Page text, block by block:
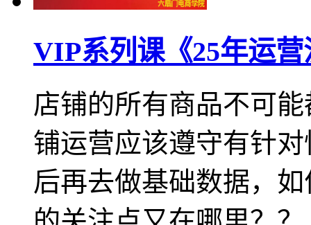
VIP系列课《25年运
店铺的所有商品不可
铺运营应该遵守有针
后再去做基础数据，